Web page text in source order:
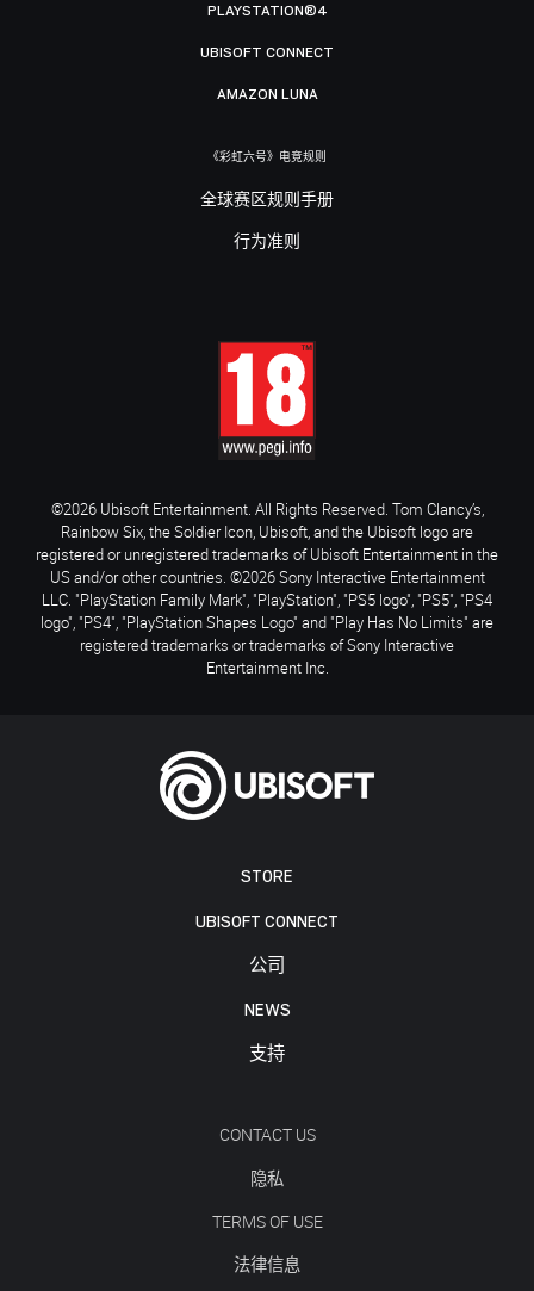
STORE
UBISOFT CONNECT
公司
NEWS
支持
CONTACT US
隐私
TERMS OF USE
法律信息
PLAYSTATION®4
UBISOFT CONNECT
AMAZON LUNA
《彩虹六号》电竞规则
全球赛区规则手册
行为准则
©2026 Ubisoft Entertainment. All Rights Reserved. Tom Clancy’s,
Rainbow Six, the Soldier Icon, Ubisoft, and the Ubisoft logo are
registered or unregistered trademarks of Ubisoft Entertainment in the
US and/or other countries. ©2026 Sony Interactive Entertainment
LLC. "PlayStation Family Mark", "PlayStation", "PS5 logo", "PS5", "PS4
logo", "PS4", "PlayStation Shapes Logo" and "Play Has No Limits" are
registered trademarks or trademarks of Sony Interactive
Entertainment Inc.